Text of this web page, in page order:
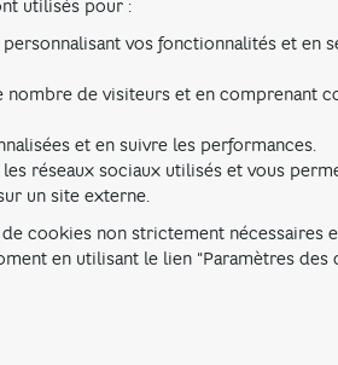
d'une SASU.
liquidation sont deux étapes
d'une SASU
, tandis que la liquidation
êtrevolontaire(décision de l’associé
irrémédiables. Elle peut
l'atteinte de l'objet social.
La
au Registre du Commerce et des
d'actifpour couvrir l'ensemble des
SASU peut s’opérer pour différents
: décidée par l'associé unique,
de la durée fixée dans les
: survient automatiquement dans
utilisés pour :
vos fonctionnalités et en
nombre de visiteurs et en comprenant
et en suivre les performances.
réseaux sociaux utilisés et vous
un site externe.
cookies non strictement nécessaires
en utilisant le lien "Paramètres des